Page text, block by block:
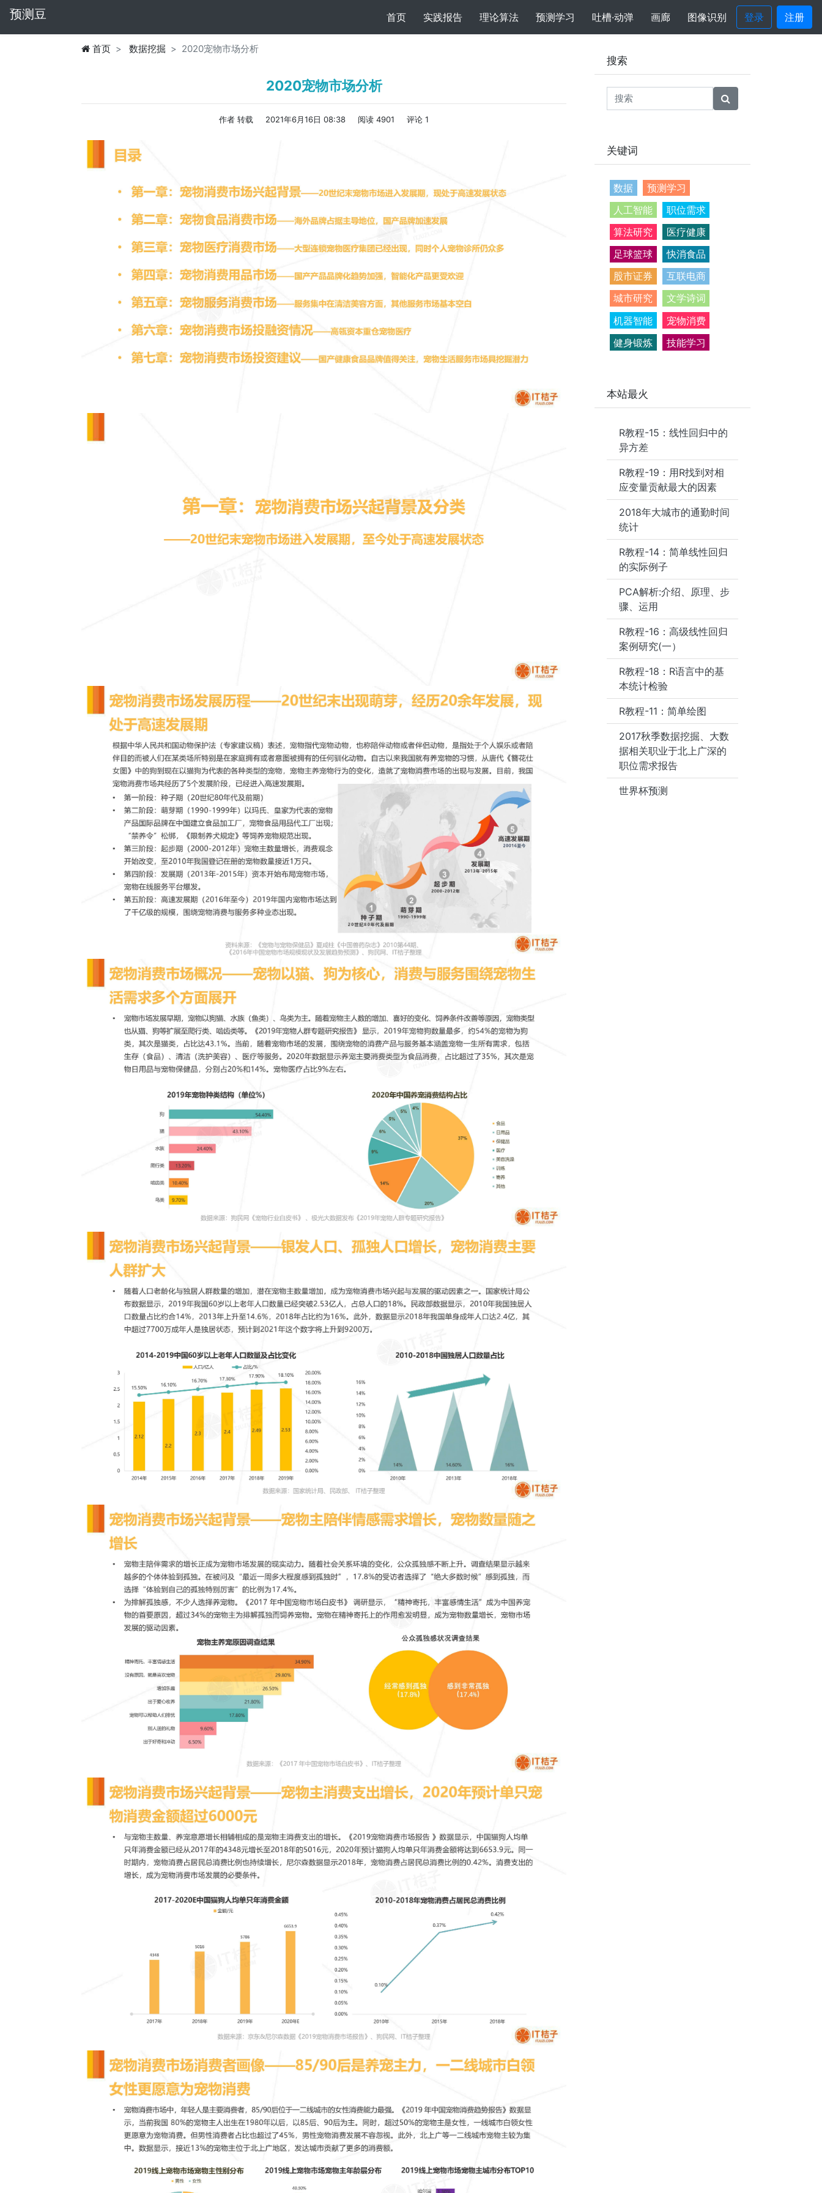
预测豆 首页(current)
实践报告 理论算法 预测学习 吐槽·动弹 画廊 图像识别 登录 注册
首页 数据挖掘 2020宠物市场分析
2020宠物市场分析
作者 转载 2021年6月16日 08:38 阅读 4901 评论 1
搜索
关键词
数据
预测学习
人工智能
职位需求
算法研究
医疗健康
足球篮球
快消食品
股市证券
互联电商
城市研究
文学诗词
机器智能
宠物消费
健身锻炼
技能学习
本站最火
R教程-15：线性回归中的
异方差
R教程-19：用R找到对相
应变量贡献最大的因素
2018年大城市的通勤时间
统计
R教程-14：简单线性回归
的实际例子
PCA解析:介绍、原理、步
骤、运用
R教程-16：高级线性回归
案例研究(一）
R教程-18：R语言中的基
本统计检验
R教程-11：简单绘图
2017秋季数据挖掘、大数
据相关职业于北上广深的
职位需求报告
世界杯预测